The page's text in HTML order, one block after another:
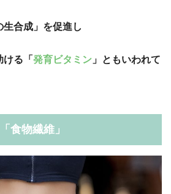
生合成」を促進し
る「 発育ビタミン 」ともいわれて
食物繊維」